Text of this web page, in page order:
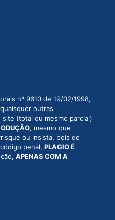
nº 9610 de 19/02/1998,
outras
(total ou mesmo parcial)
, mesmo que
ou insista, pois de
penal, PLAGIO É
APENAS COM A